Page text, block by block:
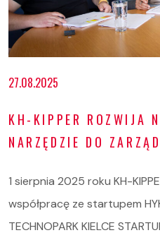
27.08.2025
KH-KIPPER ROZWIJA
NARZĘDZIE DO
1 sierpnia 2025 roku KH-
współpracę ze startupem
TECHNOPARK KIELCE